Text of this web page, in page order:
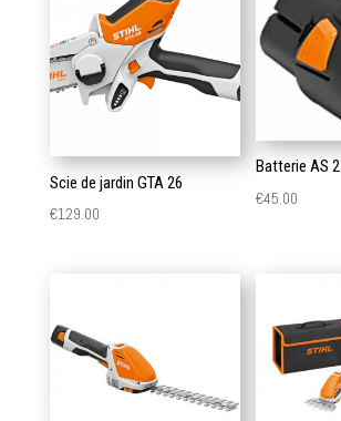
Scie de jardin GTA 26
€129.00
Batterie AS 2
€45.00